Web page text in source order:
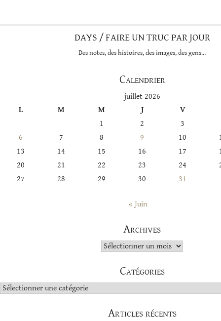
DAYS / FAIRE UN TRUC PAR JOUR
Des notes, des histoires, des images, des gens…
Calendrier
juillet 2026
L
M M J
V
1
2
3
6
7 8 9 10
13
14 15 16 17
20
21 22 23 24
27
28 29 30 31
« Juin
Archives
Archives
Catégories
Catégories
Articles récents